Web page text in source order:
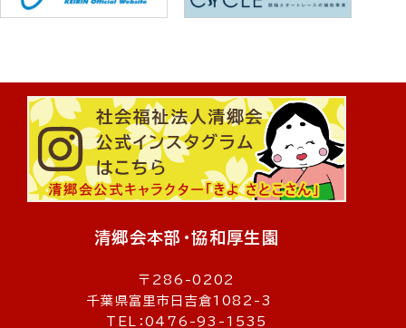
清郷会本部・協和厚生園
〒286-0202
千葉県富里市日吉倉1082-3
TEL：0476-93-1535